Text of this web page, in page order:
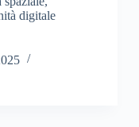
digitale